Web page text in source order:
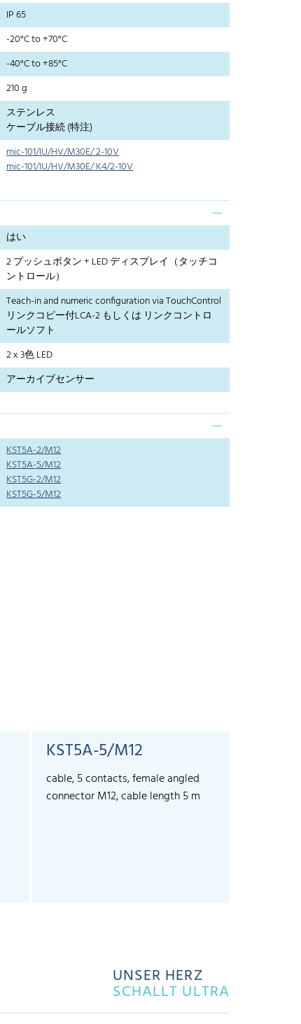
IP 65
-20°C to +70°C
-40°C to +85°C
210 g
ステンレス
ケーブル接続 (特注)
mic-101/IU/HV/M30E/ 2-10V
mic-101/IU/HV/M30E/ K4/2-10V
はい
2 プッシュボタン + LED ディスプレイ（タッチコ
ントロール）
Teach-in and numeric configuration via TouchControl
リンクコピー付LCA-2 もしくは リンクコントロ
ールソフト
2 x 3色 LED
アーカイブセンサー
KST5A-2/M12
KST5A-5/M12
KST5G-2/M12
KST5G-5/M12
KST5A-5/M12
cable, 5 contacts, female angled
connector M12, cable length 5 m
UNSER HERZ
SCHALLT ULTRA